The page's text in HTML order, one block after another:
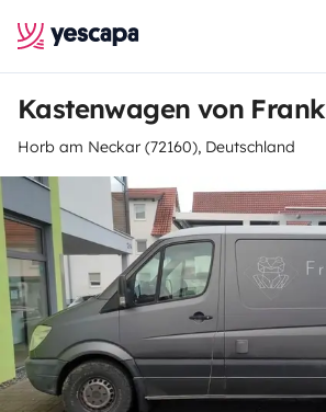
Kastenwagen von Frank
Horb am Neckar (72160), Deutschland